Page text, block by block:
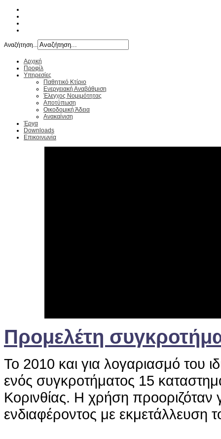
Αναζήτηση...
Αρχική
Προφίλ
Υπηρεσίες
Παθητικό Κτίριο
Ενεργειακή Αναβάθμιση
Έλεγχος Νομιμότητας
Αποτύπωση
Οικοδομική Άδεια
Ανακαίνιση
Έργα
Downloads
Επικοινωνία
Προμελέτη
Το 2010 και για λογαριασμό του
ενός συγκροτήματος 15
Κορινθίας. Η χρήση προοριζόταν
ενδιαφέροντος με εκμετάλλευση